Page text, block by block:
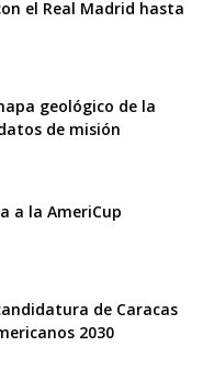
el Real Madrid hasta
geológico de la
de misión
a la AmeriCup
de Caracas
2030